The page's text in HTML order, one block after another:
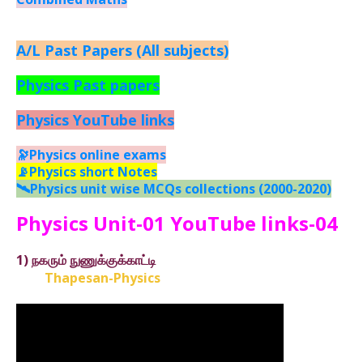
A/L Past Papers (All subjects)
Physics Past papers
Physics YouTube links
🔭Physics online exams
📡Physics short Notes
🛰️Physics unit wise MCQs collections (2000-2020)
Physics Unit-01 YouTube links-04
1)நகரும் நுணுக்குக்காட்டி
Thapesan-Physics